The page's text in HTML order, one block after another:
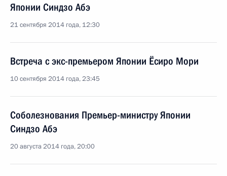
Японии Синдзо Абэ
21 сентября 2014 года, 12:30
Встреча с экс-премьером Японии Ёсиро Мори
10 сентября 2014 года, 23:45
Соболезнования Премьер-министру Японии
Синдзо Абэ
20 августа 2014 года, 20:00